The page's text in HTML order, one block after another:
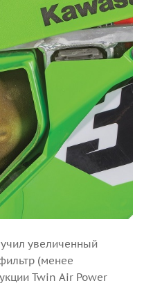
увеличенный
(менее
Twin Air Power